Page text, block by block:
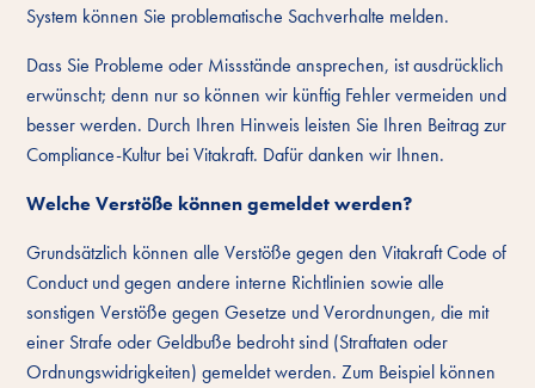
System können Sie problematische Sachverhalte melden.
Dass Sie Probleme oder Missstände ansprechen, ist ausdrücklich
erwünscht; denn nur so können wir künftig Fehler vermeiden und
besser werden. Durch Ihren Hinweis leisten Sie Ihren Beitrag zur
Compliance-Kultur bei Vitakraft. Dafür danken wir Ihnen.
Welche Verstöße können gemeldet werden?
Grundsätzlich können alle Verstöße gegen den Vitakraft Code of
Conduct und gegen andere interne Richtlinien sowie alle
sonstigen Verstöße gegen Gesetze und Verordnungen, die mit
einer Strafe oder Geldbuße bedroht sind (Straftaten oder
Ordnungswidrigkeiten) gemeldet werden. Zum Beispiel können